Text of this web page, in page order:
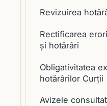
Revizuirea
Rectificarea
şi hotărâri
Obligativitatea
hotărârilor Curţii
Avizele